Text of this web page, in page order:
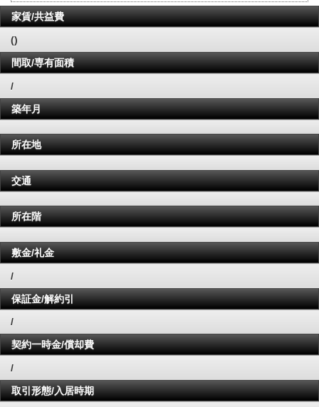
家賃/共益費
()
間取/専有面積
/
築年月
所在地
交通
所在階
敷金/礼金
/
保証金/解約引
/
契約一時金/償却費
/
取引形態/入居時期